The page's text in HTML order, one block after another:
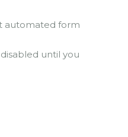
automated form
until you